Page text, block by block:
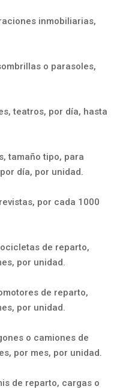
inmobiliarias,
o parasoles,
teatros, por día, hasta
tamaño tipo, para
día, por unidad.
por cada 1000
de reparto,
por unidad.
de reparto,
por unidad.
o camiones de
por mes, por unidad.
de reparto, cargas o